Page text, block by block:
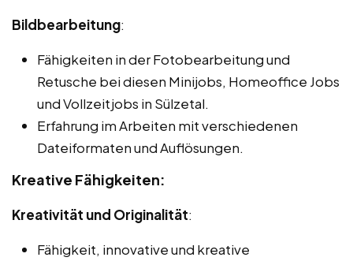
Bildbearbeitung:
Fähigkeiten in der Fotobearbeitung und
Retusche bei diesen Minijobs, Homeoffice Jobs
und Vollzeitjobs in Sülzetal.
Erfahrung im Arbeiten mit verschiedenen
Dateiformaten und Auflösungen.
Kreative Fähigkeiten:
Kreativität und Originalität:
Fähigkeit, innovative und kreative